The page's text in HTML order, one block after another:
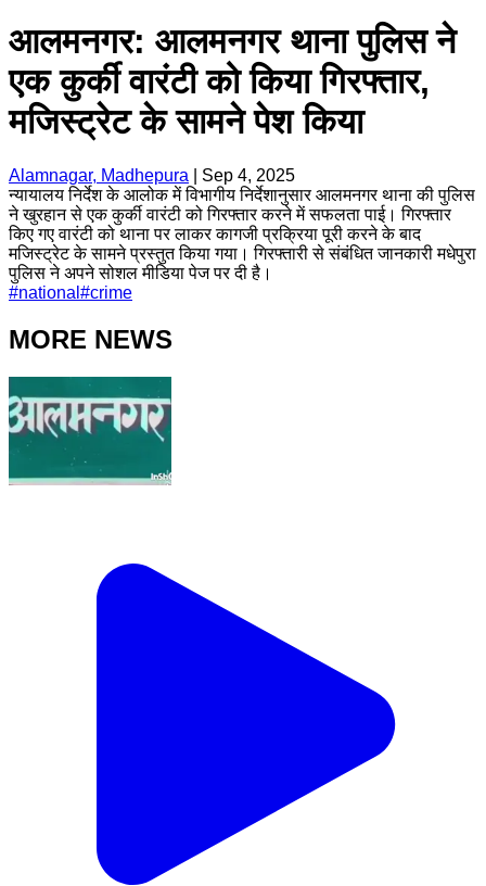
आलमनगर: आलमनगर थाना पुलिस ने
एक कुर्की वारंटी को किया गिरफ्तार,
मजिस्ट्रेट के सामने पेश किया
Alamnagar, Madhepura
Sep 4, 2025
न्यायालय निर्देश के आलोक में विभागीय निर्देशानुसार आलमनगर थाना की पुलिस
ने खुरहान से एक कुर्की वारंटी को गिरफ्तार करने में सफलता पाई। गिरफ्तार
किए गए वारंटी को थाना पर लाकर कागजी प्रक्रिया पूरी करने के बाद
मजिस्ट्रेट के सामने प्रस्तुत किया गया। गिरफ्तारी से संबंधित जानकारी मधेपुरा
पुलिस ने अपने सोशल मीडिया पेज पर दी है।
#national #crime
MORE NEWS